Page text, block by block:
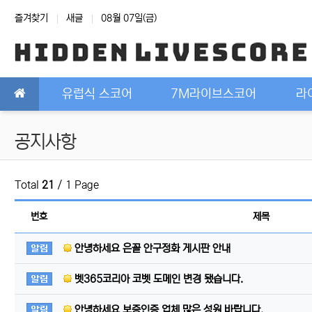
상단 네비
즐겨찾기 새글 08월 07일(금)
메인 메뉴유럽식 스코어 7M라이브스코어 라
공지사항
Total 21 / 1 Page
번호 제목
공지사항안녕하세요 은꼴 안구정화 게시판 안내
공지사항벳365코리아 코벳 도메인 변경 됐습니다.
공지사항안녕하세요 보증인증 업체 많은 성원 바랍니다.